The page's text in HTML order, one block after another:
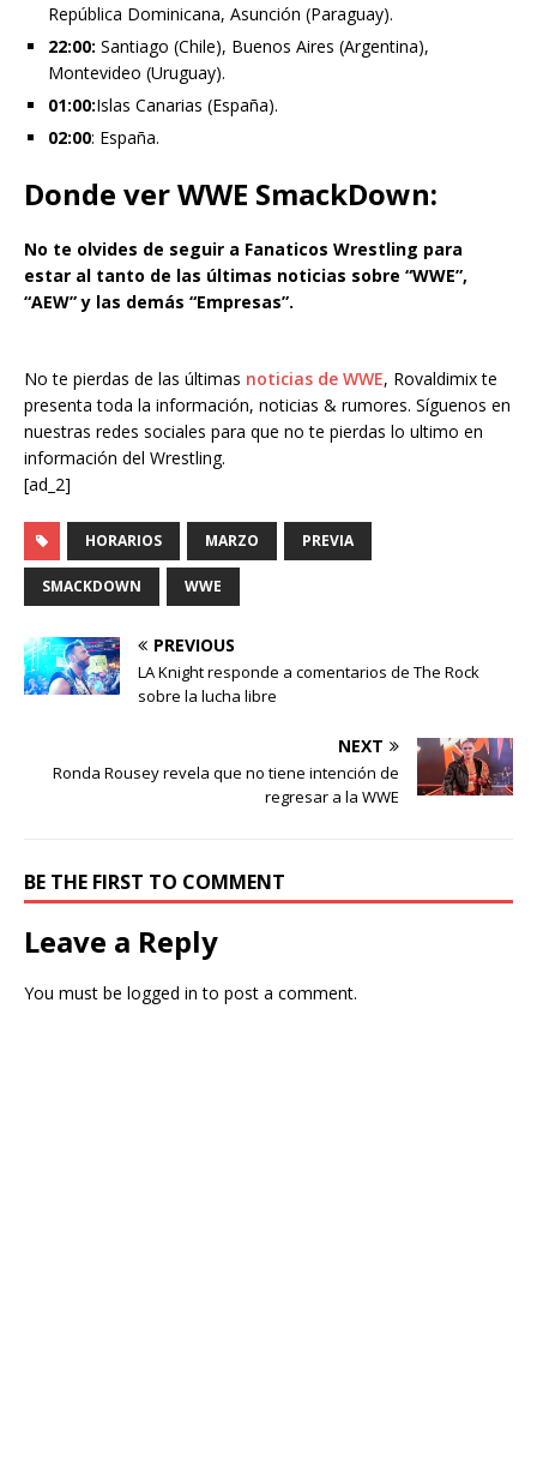
República Dominicana, Asunción (Paraguay).
22:00: Santiago (Chile), Buenos Aires (Argentina),
Montevideo (Uruguay).
01:00:Islas Canarias (España).
02:00: España.
Donde ver WWE SmackDown:
No te olvides de seguir a Fanaticos Wrestling para
estar al tanto de las últimas noticias sobre “WWE”,
“AEW” y las demás “Empresas”.
No te pierdas de las últimas noticias de WWE, Rovaldimix te
presenta toda la información, noticias & rumores. Síguenos en
nuestras redes sociales para que no te pierdas lo ultimo en
información del Wrestling.
[ad_2]
HORARIOS MARZO PREVIA
SMACKDOWN WWE
PREVIOUS
LA Knight responde a comentarios de The Rock
sobre la lucha libre
NEXT
Ronda Rousey revela que no tiene intención de
regresar a la WWE
BE THE FIRST TO COMMENT
Leave a Reply
You must be logged in to post a comment.